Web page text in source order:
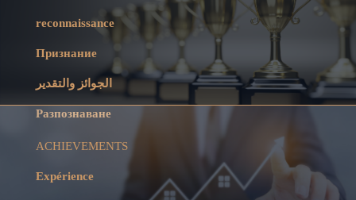
reconnaissance
Признание
الجوائز والتقدير
Разпознаване
ACHIEVEMENTS
Expérience